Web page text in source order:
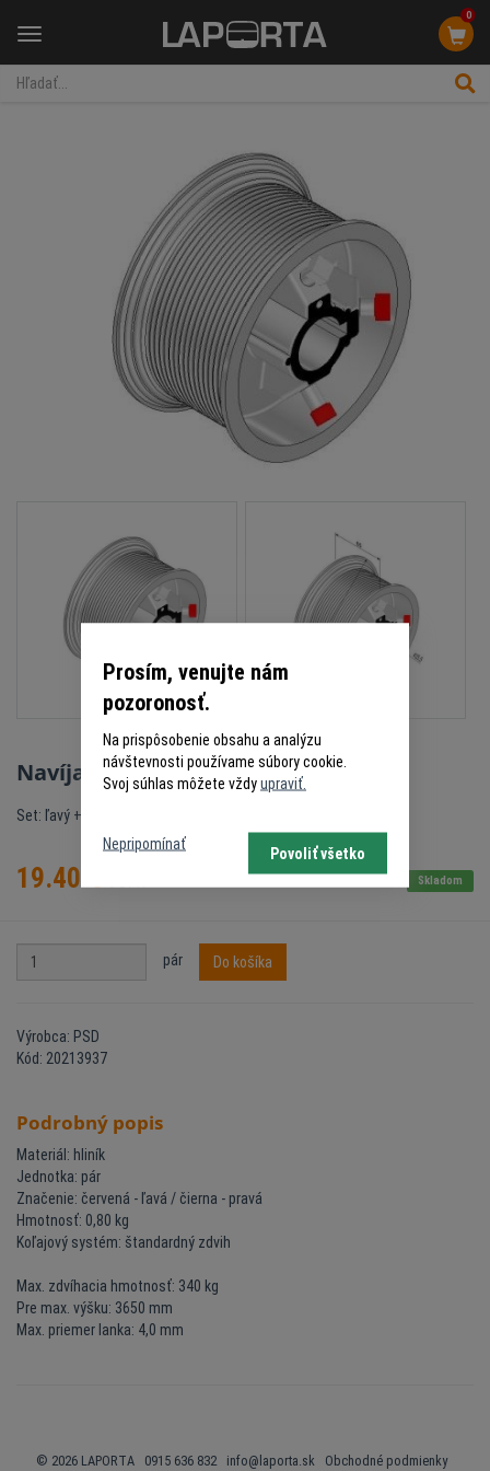
Menu
0
Navíjací bubon PSD 4012SL
Set: ľavý + pravý
19.40 Skladom
pár Do košíka
Výrobca: PSD
Kód: 20213937
Podrobný popis
Materiál: hliník
Jednotka: pár
Značenie: červená - ľavá / čierna - pravá
Hmotnosť: 0,80 kg
Koľajový systém: štandardný zdvih
Max. zdvíhacia hmotnosť: 340 kg
Pre max. výšku: 3650 mm
Max. priemer lanka: 4,0 mm
© 2026 LAPORTA 0915 636 832 info@laporta.sk
Obchodné podmienky
Prosím, venujte nám
pozoronosť.
Na prispôsobenie obsahu a analýzu
návštevnosti používame súbory cookie.
Svoj súhlas môžete vždyupraviť.
Nepripomínať
Povoliť všetko